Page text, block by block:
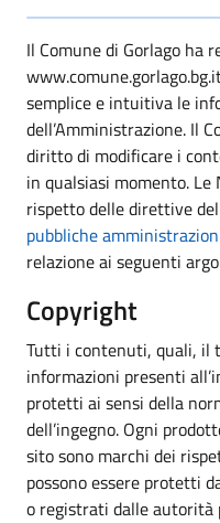
Il Comune di Gorlago ha
semplice e intuitiva le
dell’Amministrazione. Il
diritto di modificare i
in qualsiasi momento.
rispetto delle direttive
pubbliche
relazione ai seguenti
Copyright
Tutti i contenuti, quali, il
informazioni presenti
protetti ai sensi della
dell’ingegno. Ogni
sito sono marchi dei
possono essere protetti
o registrati dalle autorità